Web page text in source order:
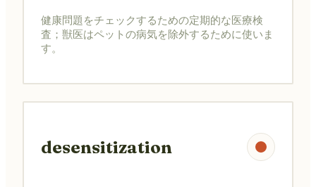
健康問題をチェックするための定期的な医療検
査；獣医はペットの病気を除外するために使いま
す。
desensitization